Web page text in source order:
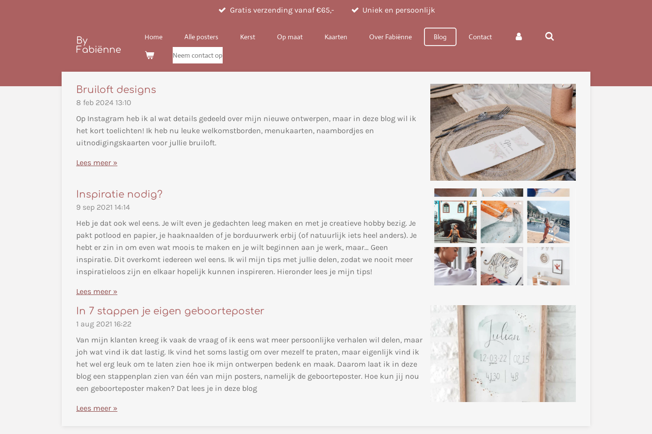
Gratis verzending vanaf €65,- Uniek en persoonlijk
By
Fabiënne
Home Alle posters Kerst Op maat Kaarten Over Fabiënne Blog Contact
Neem contact op
Bruiloft designs
8 feb 2024 13:10
Op Instagram heb ik al wat details gedeeld over mijn nieuwe ontwerpen, maar in deze blog wil ik
het kort toelichten! Ik heb nu leuke welkomstborden, menukaarten, naambordjes en
uitnodigingskaarten voor jullie bruiloft.
Lees meer »
Inspiratie nodig?
9 sep 2021 14:14
Heb je dat ook wel eens. Je wilt even je gedachten leeg maken en met je creatieve hobby bezig. Je
pakt potlood en papier, je haaknaalden of je borduurwerk erbij (of natuurlijk iets heel anders). Je
hebt er zin in om even wat moois te maken en je wilt beginnen aan je werk, maar… Geen
inspiratie. Dit overkomt iedereen wel eens. Ik wil mijn tips met jullie delen, zodat we nooit meer
inspiratieloos zijn en elkaar hopelijk kunnen inspireren. Hieronder lees je mijn tips!
Lees meer »
In 7 stappen je eigen geboorteposter
1 aug 2021 16:22
Van mijn klanten kreeg ik vaak de vraag of ik eens wat meer persoonlijke verhalen wil delen, maar
joh wat vind ik dat lastig. Ik vind het soms lastig om over mezelf te praten, maar eigenlijk vind ik
het wel erg leuk om te laten zien hoe ik mijn ontwerpen bedenk en maak. Daarom laat ik in deze
blog een stappenplan zien van één van mijn posters, namelijk de geboorteposter. Hoe kun jij nou
een geboorteposter maken? Dat lees je in deze blog
Lees meer »